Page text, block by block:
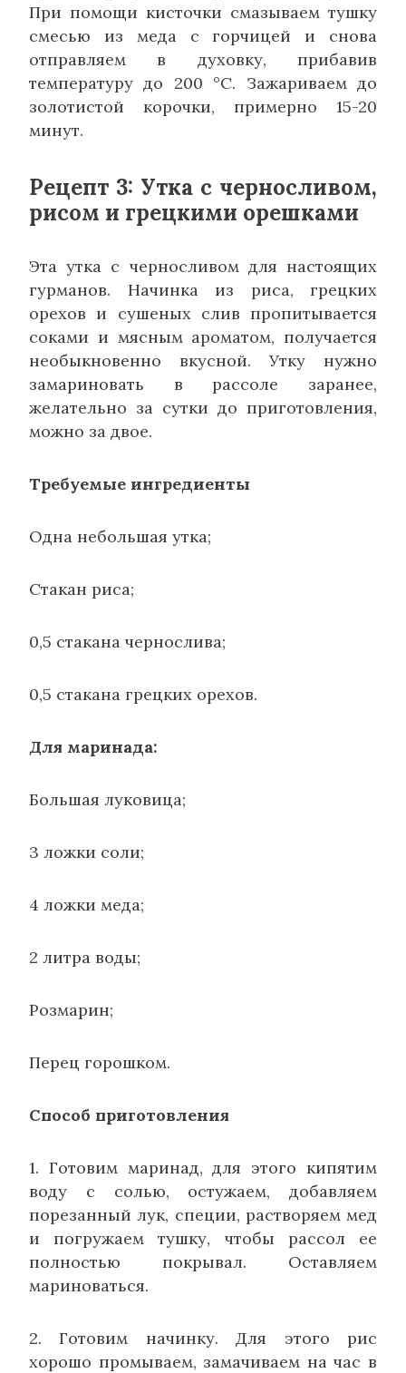
При помощи кисточки смазываем тушку
смесью из меда с горчицей и снова
отправляем в духовку, прибавив
температуру до 200 °C. Зажариваем до
золотистой корочки, примерно 15-20
минут.
Рецепт 3: Утка с черносливом,
рисом и грецкими орешками
Эта утка с черносливом для настоящих
гурманов. Начинка из риса, грецких
орехов и сушеных слив пропитывается
соками и мясным ароматом, получается
необыкновенно вкусной. Утку нужно
замариновать в рассоле заранее,
желательно за сутки до приготовления,
можно за двое.
Требуемые ингредиенты
Одна небольшая утка;
Стакан риса;
0,5 стакана чернослива;
0,5 стакана грецких орехов.
Для маринада:
Большая луковица;
3 ложки соли;
4 ложки меда;
2 литра воды;
Розмарин;
Перец горошком.
Способ приготовления
1. Готовим маринад, для этого кипятим
воду с солью, остужаем, добавляем
порезанный лук, специи, растворяем мед
и погружаем тушку, чтобы рассол ее
полностью покрывал. Оставляем
мариноваться.
2. Готовим начинку. Для этого рис
хорошо промываем, замачиваем на час в